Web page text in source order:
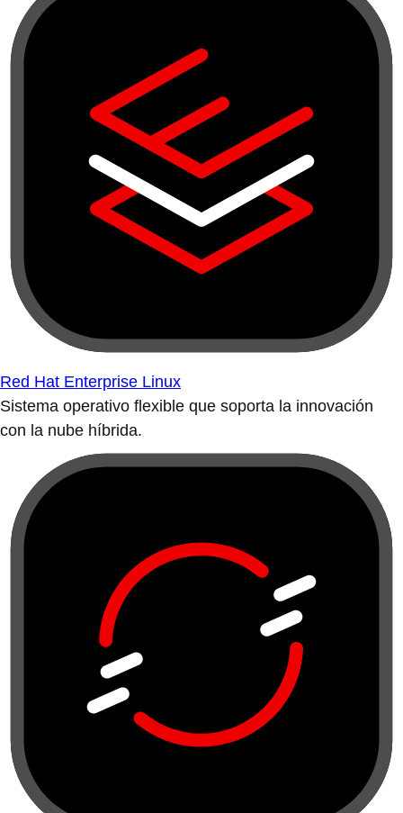
Red Hat Enterprise Linux
Sistema operativo flexible que soporta la innovación
con la nube híbrida.